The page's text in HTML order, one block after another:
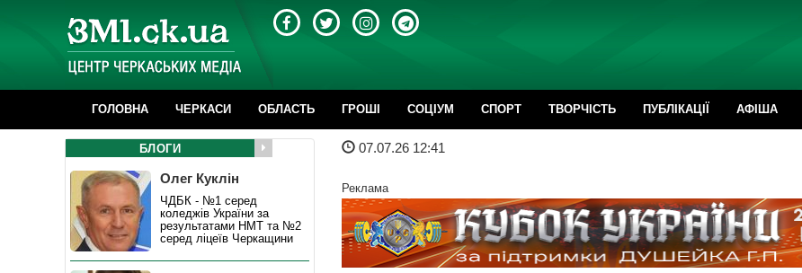
ГОЛОВНА ЧЕРКАСИ ОБЛАСТЬ ГРОШІ CОЦІУМ СПОРТ ТВОРЧІСТЬ ПУБЛІКАЦІЇ АФІША
07.07.26 12:41
Реклама
БЛОГИ
Олег Куклін
ЧДБК - №1 серед
коледжів України за
результатами НМТ та №2
серед ліцеїв Черкащини